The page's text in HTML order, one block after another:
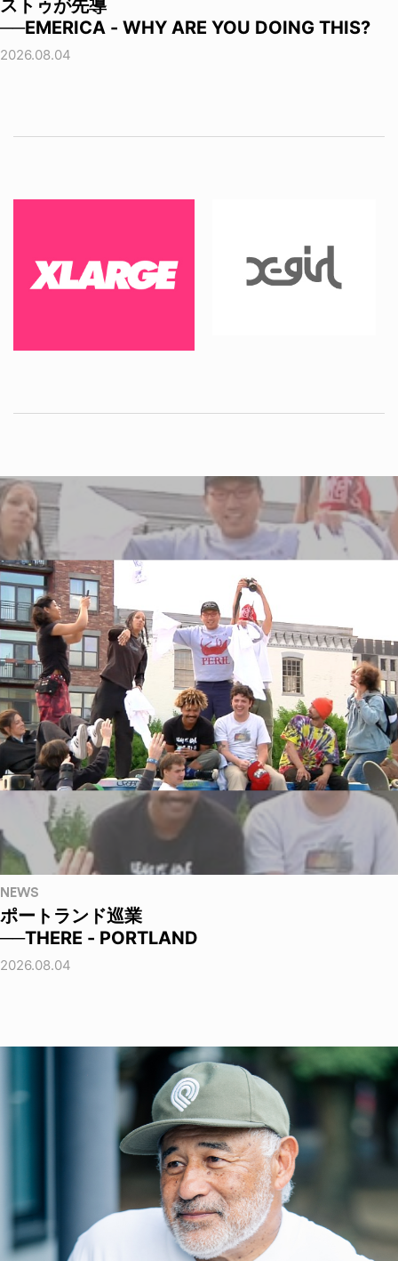
ストゥが先導
──EMERICA - WHY ARE YOU DOING THIS?
2026.08.04
NEWS
ポートランド巡業
──THERE - PORTLAND
2026.08.04